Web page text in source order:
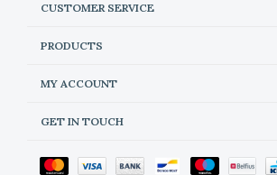
CUSTOMER SERVICE
PRODUCTS
MY ACCOUNT
GET IN TOUCH